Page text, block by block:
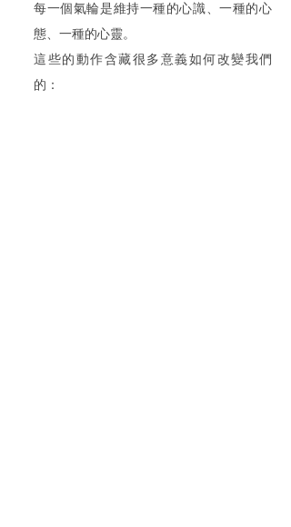
每一個氣輪是維持一種的心識、一種的心
態、一種的心靈。
這些的動作含藏很多意義如何改變我們
的：